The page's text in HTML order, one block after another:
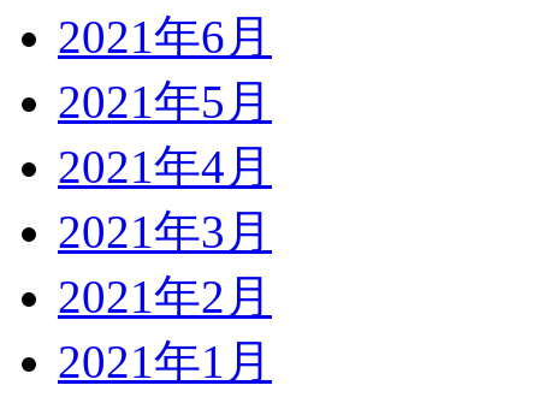
2021年6月
2021年5月
2021年4月
2021年3月
2021年2月
2021年1月